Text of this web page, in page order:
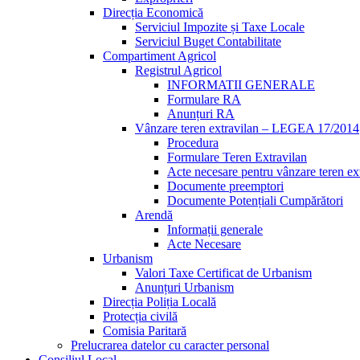
Direcția Economică
Serviciul Impozite și Taxe Locale
Serviciul Buget Contabilitate
Compartiment Agricol
Registrul Agricol
INFORMATII GENERALE
Formulare RA
Anunțuri RA
Vânzare teren extravilan – LEGEA 17/2014
Procedura
Formulare Teren Extravilan
Acte necesare pentru vânzare teren
Documente preemptori
Documente Potențiali Cumpărători
Arendă
Informații generale
Acte Necesare
Urbanism
Valori Taxe Certificat de Urbanism
Anunțuri Urbanism
Direcția Poliția Locală
Protecția civilă
Comisia Paritară
Prelucrarea datelor cu caracter personal